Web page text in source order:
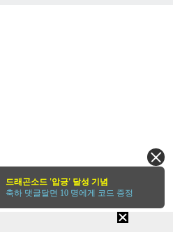
드래곤소드 '압긍' 달성 기념
축하 댓글달면 10 명에게 코드 증정